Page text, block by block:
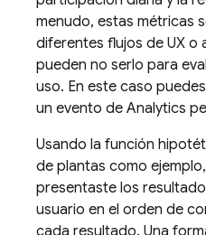
menudo, estas métricas
diferentes flujos de UX o
pueden no serlo para
uso. En este caso
un evento de Analytics
Usando la función
de plantas como
presentaste los
usuario en el orden de
cada resultado. Una